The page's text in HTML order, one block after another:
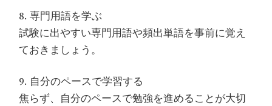
8. 専門用語を学ぶ
試験に出やすい専門用語や頻出単語を事前に覚え
ておきましょう。
9. 自分のペースで学習する
焦らず、自分のペースで勉強を進めることが大切